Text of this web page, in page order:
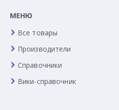
МЕНЮ
Все товары
Производители
Справочники
Вики-справочник